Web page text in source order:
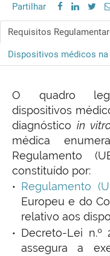
Partilhar
Requisitos
Dispositivos médicos
O quadro
dispositivos
diagnóstico in
médica
Regulamento
constituído por:
Regulamento
Europeu e do
relativo aos
Decreto-Lei
assegura a